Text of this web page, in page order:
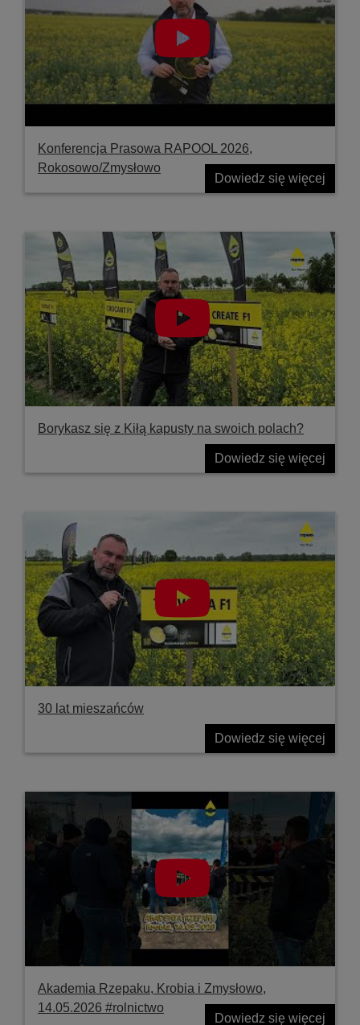
Konferencja Prasowa RAPOOL 2026,
Rokosowo/Zmysłowo
Dowiedz się więcej
Borykasz się z Kiłą kapusty na swoich polach?
Dowiedz się więcej
30 lat mieszańców
Dowiedz się więcej
Akademia Rzepaku, Krobia i Zmysłowo,
14.05.2026 #rolnictwo
Dowiedz się więcej